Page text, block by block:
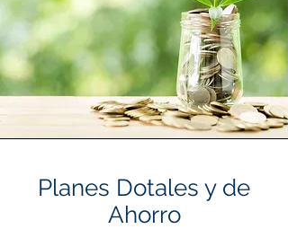
Planes Dotales y de
Ahorro